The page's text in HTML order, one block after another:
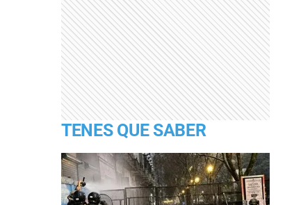
TENES QUE SABER